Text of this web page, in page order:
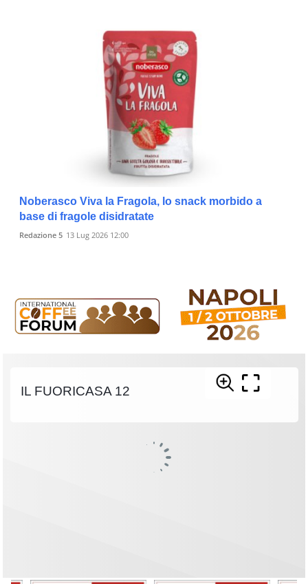
Noberasco Viva la Fragola, lo snack morbido a
base di fragole disidratate
Redazione 5 13 Lug 2026 12:00